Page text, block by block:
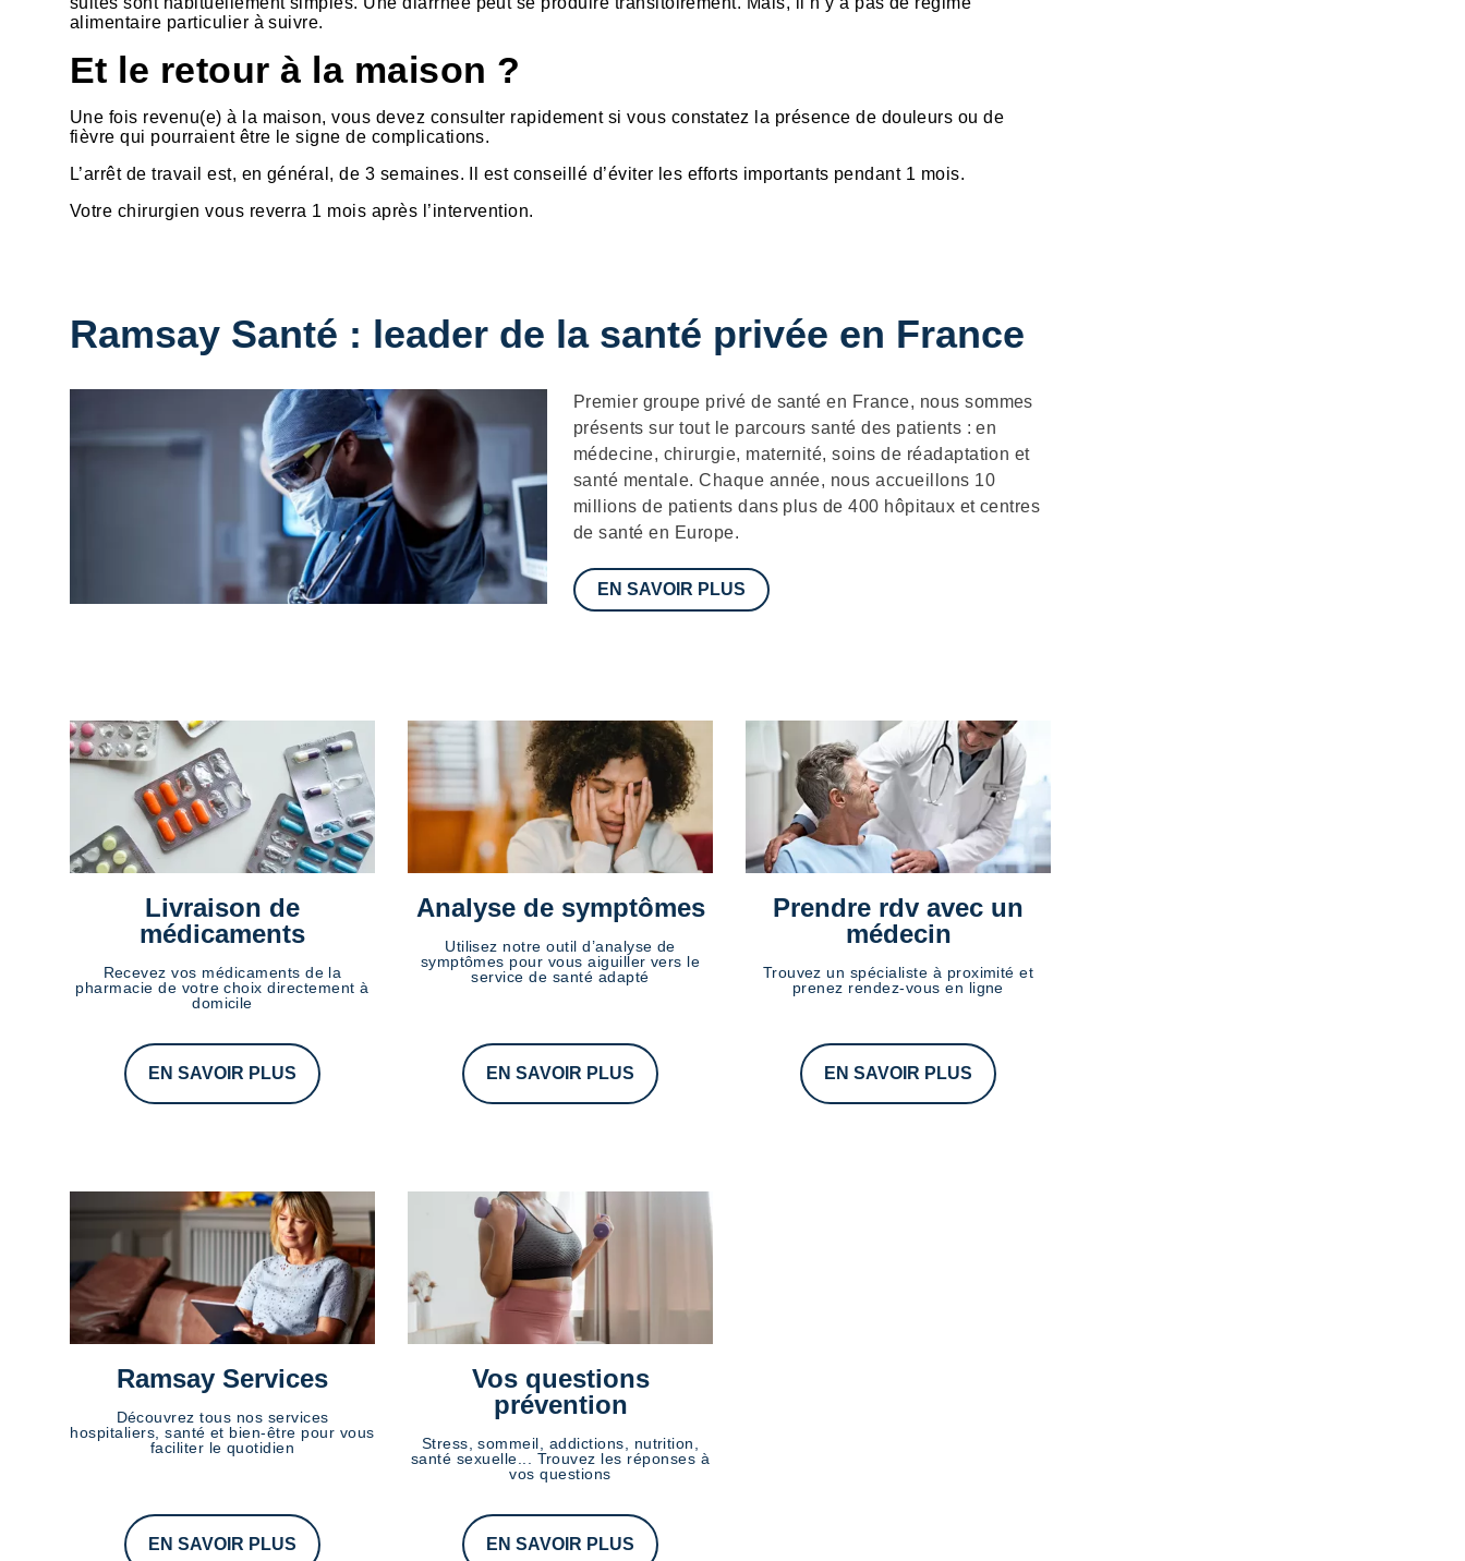
alimentaire particulier à suivre.
Et le retour à la maison ?
Une fois revenu(e) à la maison, vous devez consulter rapidement si vous constatez la présence de douleurs ou de
fièvre qui pourraient être le signe de complications.
L’arrêt de travail est, en général, de 3 semaines. Il est conseillé d’éviter les efforts importants pendant 1 mois.
Votre chirurgien vous reverra 1 mois après l’intervention.
Ramsay Santé : leader de la santé privée en France
Description
Premier groupe privé de santé en France, nous sommes
présents sur tout le parcours santé des patients : en
médecine, chirurgie, maternité, soins de réadaptation et
santé mentale. Chaque année, nous accueillons 10
millions de patients dans plus de 400 hôpitaux et centres
de santé en Europe.
EN SAVOIR PLUS
Livraison de
médicaments
Recevez vos médicaments de la
pharmacie de votre choix directement à
domicile
EN SAVOIR PLUS
Analyse de symptômes
Utilisez notre outil d’analyse de
symptômes pour vous aiguiller vers le
service de santé adapté
EN SAVOIR PLUS
Prendre rdv avec un
médecin
Trouvez un spécialiste à proximité et
prenez rendez-vous en ligne
EN SAVOIR PLUS
Ramsay Services
Découvrez tous nos services
hospitaliers, santé et bien-être pour vous
faciliter le quotidien
EN SAVOIR PLUS
Vos questions
prévention
Stress, sommeil, addictions, nutrition,
santé sexuelle... Trouvez les réponses à
vos questions
EN SAVOIR PLUS